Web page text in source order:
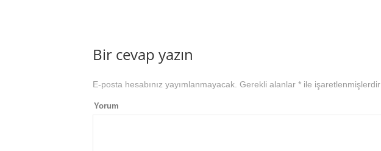
Bir cevap yazın
E-posta hesabınız yayımlanmayacak. Gerekli alanlar * ile işaretlenmişlerdir
Yorum